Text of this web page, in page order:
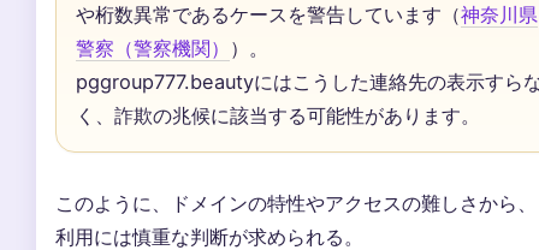
や桁数異常であるケースを警告しています（神奈川県
警察（警察機関） ）。
pggroup777.beautyにはこうした連絡先の表示すら
く、詐欺の兆候に該当する可能性があります。
このように、ドメインの特性やアクセスの難しさから、
利用には慎重な判断が求められる。